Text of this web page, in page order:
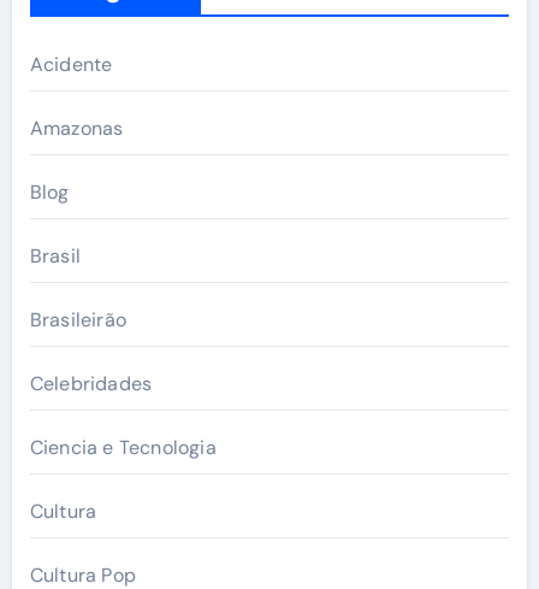
Acidente
Amazonas
Blog
Brasil
Brasileirão
Celebridades
Ciencia e Tecnologia
Cultura
Cultura Pop